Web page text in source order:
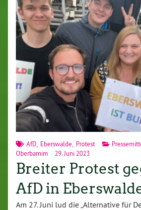
AfD Eberswalde Protest
Oberbarnim
29. Juni 2023
Breiter Protest
AfD in
Am 27. Juni lud die „Alternative für